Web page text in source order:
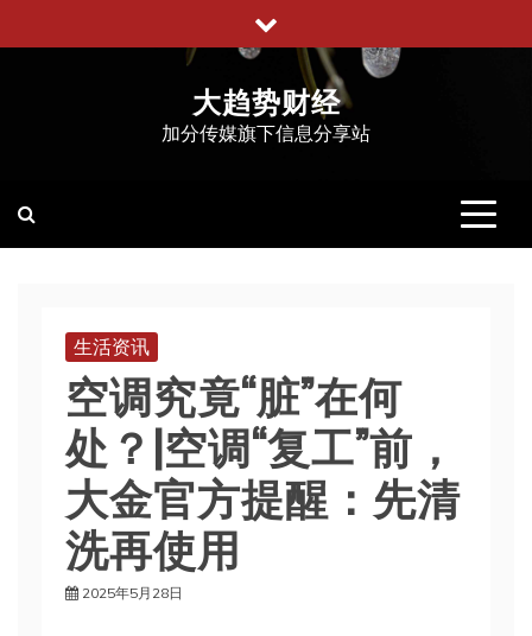
至
大趋势财经
加分传媒旗下信息分享站
生活资讯
空调究竟“脏”在何
处？|空调“复工”前，
大金官方提醒：先清
洗再使用
2025年5月28日